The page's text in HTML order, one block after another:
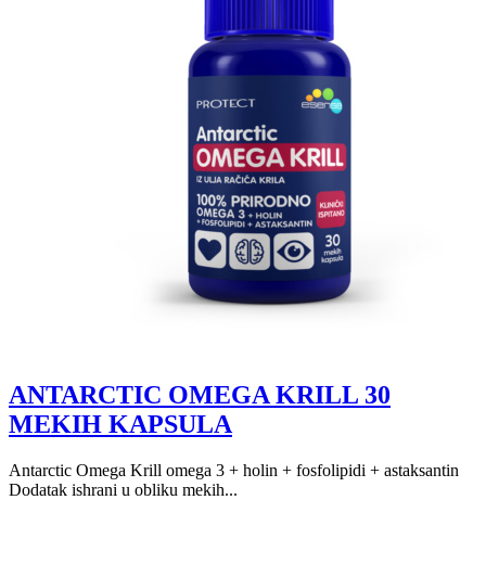
ANTARCTIC OMEGA KRILL 30
MEKIH KAPSULA
Antarctic Omega Krill omega 3 + holin + fosfolipidi + astaksantin
Dodatak ishrani u obliku mekih...